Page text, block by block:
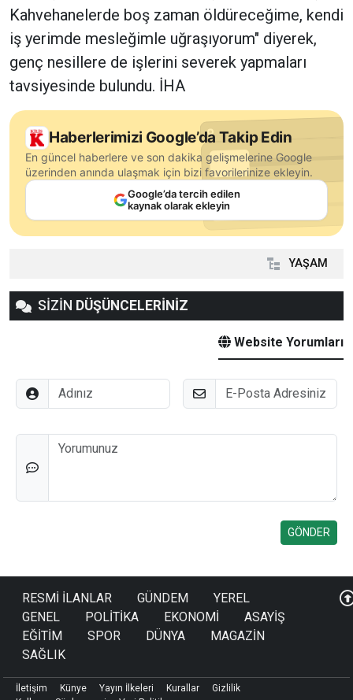
Kahvehanelerde boş zaman öldüreceğime, kendi
iş yerimde mesleğimle uğraşıyorum" diyerek,
genç nesillere de işlerini severek yapmaları
tavsiyesinde bulundu. İHA
Haberlerimizi Google’da Takip Edin
En güncel haberlere ve son dakika gelişmelerine Google
üzerinden anında ulaşmak için bizi favorilerinize ekleyin.
Google’da tercih edilen
kaynak olarak ekleyin
YAŞAM
SİZİN DÜŞÜNCELERİNİZ
Website Yorumları
Adınız E-Posta
Düşünceleriniz
RESMİ İLANLAR GÜNDEM
YEREL
GENEL
POLİTİKA EKONOMİ
ASAYİŞ
EĞİTİM
SPOR DÜNYA
MAGAZİN
SAĞLIK
İletişim Künye Yayın İlkeleri Kurallar
Gizlilik